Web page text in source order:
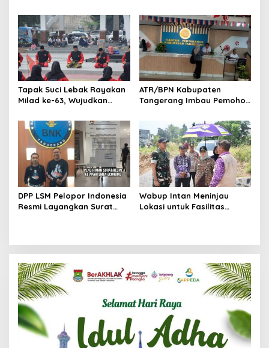
Konferensi Organisasi
DAN KEBERSAMAAN
Tapak Suci Lebak Rayakan
Milad ke-63, Wujudkan
Menuju Kancah Dunia
ATR/BPN Kabupaten
Tangerang Imbau Pemohon
Berkas Mandek
DPP LSM Pelopor Indonesia
Resmi Layangkan Surat
Wabup Intan Meninjau
Lokasi untuk Fasilitas